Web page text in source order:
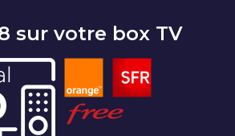
sur votre box TV